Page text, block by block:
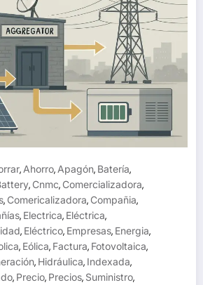
, Ahorro, Apagón, Batería,
, Cnmc, Comercializadora,
, Comericalizadora, Compañia,
, Electrica, Eléctrica,
, Eléctrico, Empresas, Energia,
, Eólica, Factura, Fotovoltaica,
, Hidráulica, Indexada,
, Precio, Precios, Suministro,